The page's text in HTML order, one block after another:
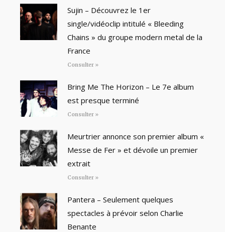
Sujin – Découvrez le 1er
single/vidéoclip intitulé « Bleeding
Chains » du groupe modern metal de la
France
Consulter »
Bring Me The Horizon – Le 7e album
est presque terminé
Consulter »
Meurtrier annonce son premier album «
Messe de Fer » et dévoile un premier
extrait
Consulter »
Pantera – Seulement quelques
spectacles à prévoir selon Charlie
Benante